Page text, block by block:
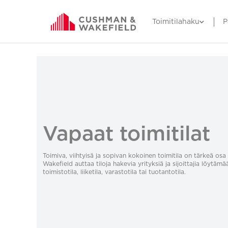
Toimitilahaku
Vapaat toimitilat
Toimiva, viihtyisä ja sopivan kokoinen toimitila on tärkeä osa
Wakefield auttaa tiloja hakevia yrityksiä ja sijoittajia
toimistotila, liiketila, varastotila tai tuotantotila.